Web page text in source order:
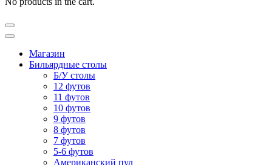
Магазин
Бильярдные столы
Б/У столы
12 футов
11 футов
10 футов
9 футов
8 футов
7 футов
5-6 футов
Американский пул